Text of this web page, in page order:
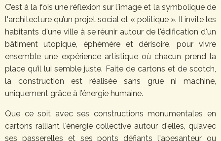
C’est à la fois une réflexion sur l'image et la symbolique de
l'architecture qu’un projet social et « politique ». Il invite les
habitants d'une ville à se réunir autour de l'édification d'un
bâtiment utopique, éphémère et dérisoire, pour vivre
ensemble une expérience artistique où chacun prend la
place qu’il lui semble juste. Faite de cartons et de scotch,
la construction est réalisée sans grue ni machine,
uniquement grâce à l’énergie humaine.
Que ce soit avec ses constructions monumentales en
cartons ralliant l'énergie collective autour d'elles, qu’avec
ses passerelles et ses ponts défiants l'apesanteur ou